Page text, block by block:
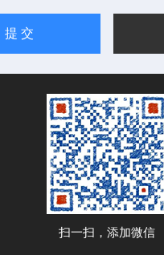
扫一扫，添加微信